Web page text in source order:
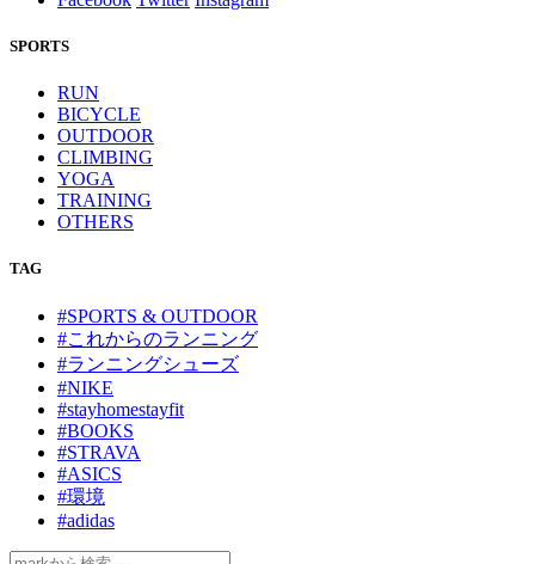
SPORTS
RUN
BICYCLE
OUTDOOR
CLIMBING
YOGA
TRAINING
OTHERS
TAG
#SPORTS & OUTDOOR
#これからのランニング
#ランニングシューズ
#NIKE
#stayhomestayfit
#BOOKS
#STRAVA
#ASICS
#環境
#adidas